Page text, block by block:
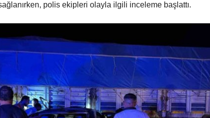
polis ekipleri olayla ilgili inceleme başlattı.